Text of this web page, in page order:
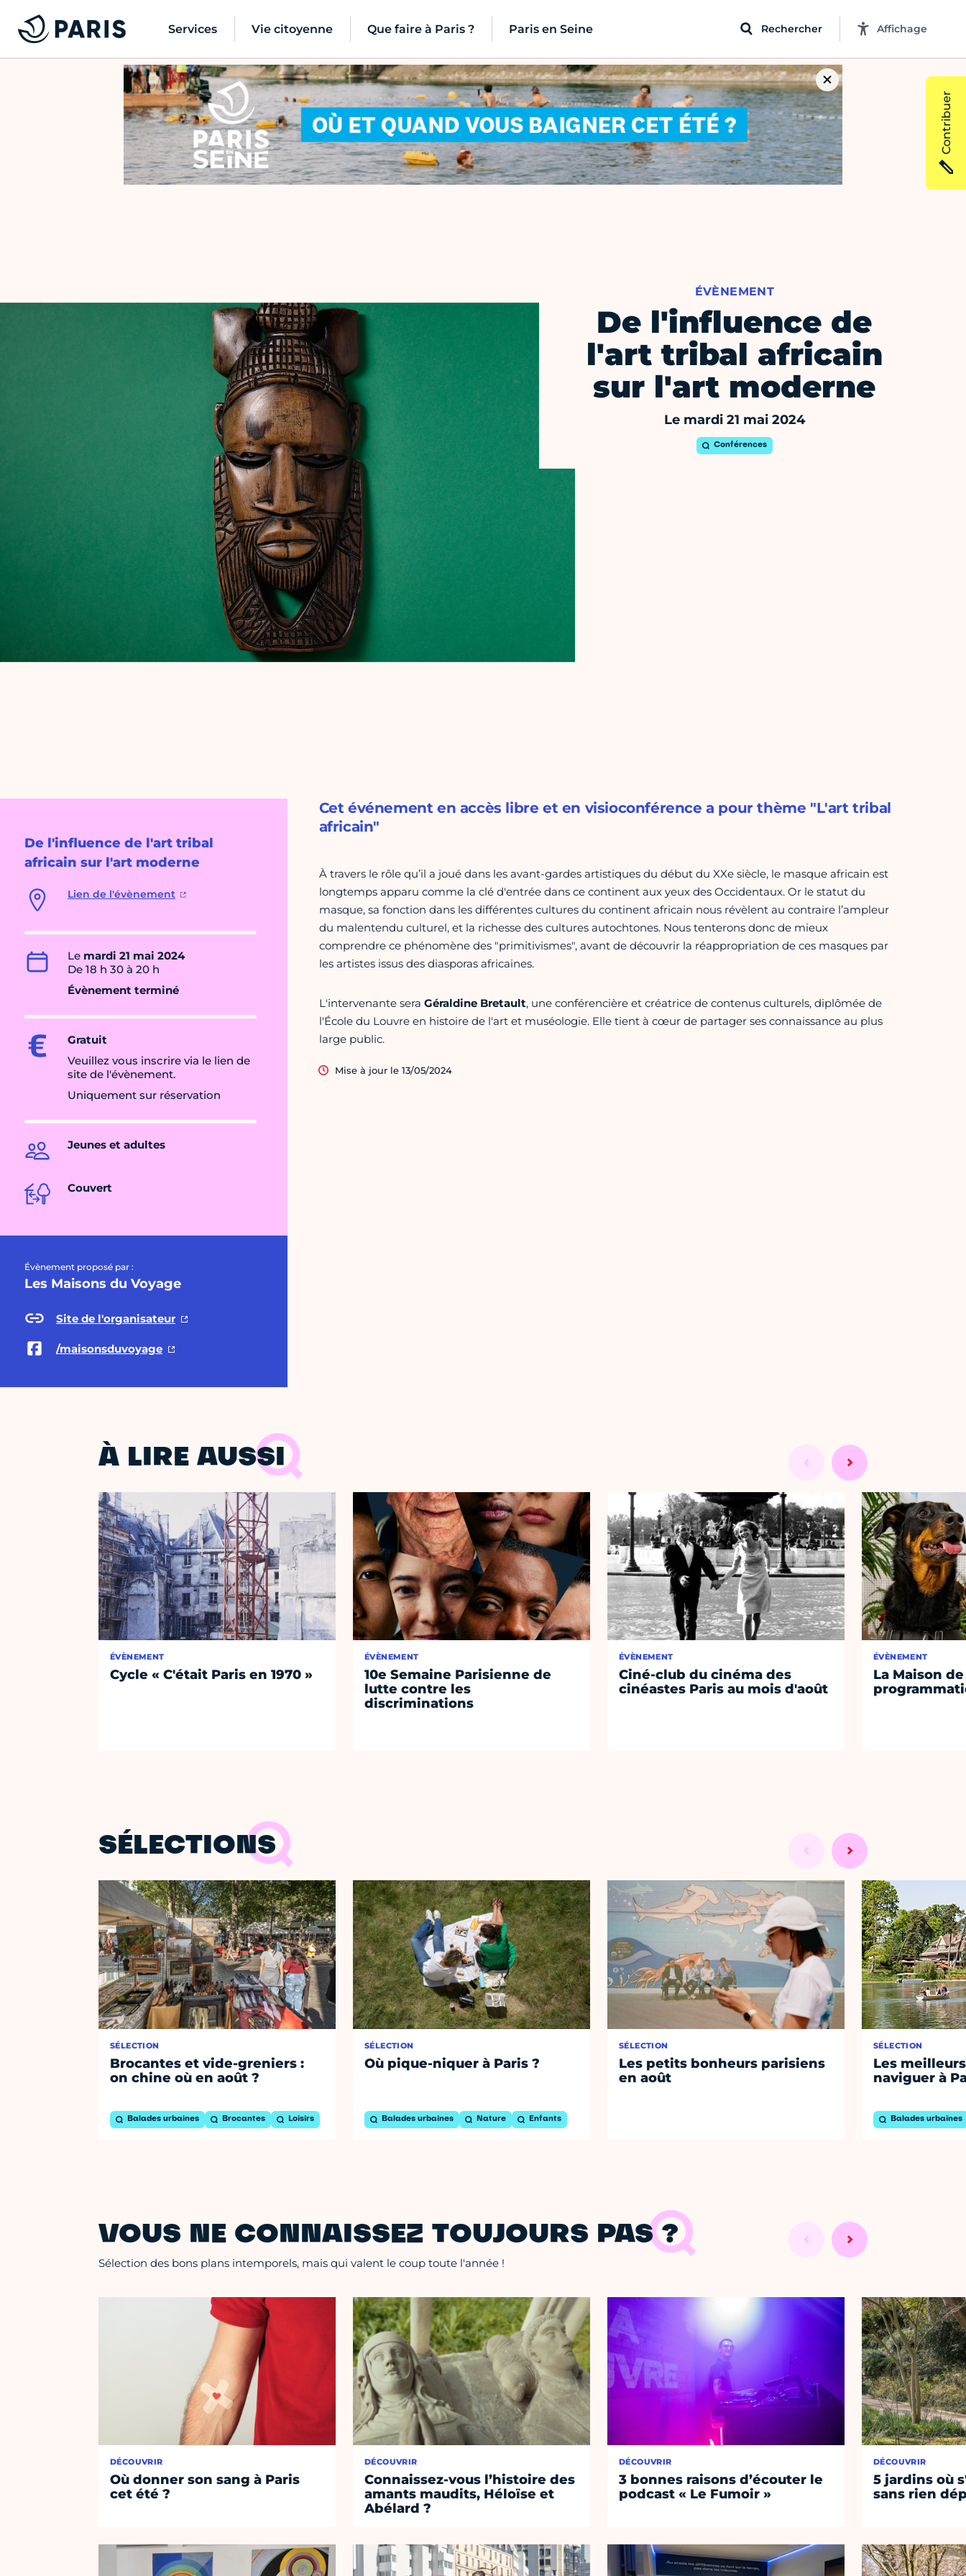
Services Vie citoyenne Que faire à Paris ? Paris en Seine Rechercher Affichage
ÉVÈNEMENT
De l'influence de
l'art tribal africain
sur l'art moderne
Le mardi 21 mai 2024
Conférences
De l'influence de l'art tribal
africain sur l'art moderne
Lien de l'évènement
Le mardi 21 mai 2024
De 18 h 30 à 20 h
Évènement terminé
Gratuit
Veuillez vous inscrire via le lien de
site de l'évènement.
Uniquement sur réservation
Jeunes et adultes
Couvert
Évènement proposé par :
Les Maisons du Voyage
Site de l'organisateur
/maisonsduvoyage
Cet événement en accès libre et en visioconférence a pour thème "L'art tribal
africain"
À travers le rôle qu’il a joué dans les avant-gardes artistiques du début du XXe siècle, le masque africain est
longtemps apparu comme la clé d'entrée dans ce continent aux yeux des Occidentaux. Or le statut du
masque, sa fonction dans les différentes cultures du continent africain nous révèlent au contraire l’ampleur
du malentendu culturel, et la richesse des cultures autochtones. Nous tenterons donc de mieux
comprendre ce phénomène des "primitivismes", avant de découvrir la réappropriation de ces masques par
les artistes issus des diasporas africaines.
L'intervenante sera Géraldine Bretault, une conférencière et créatrice de contenus culturels, diplômée de
l'École du Louvre en histoire de l'art et muséologie. Elle tient à cœur de partager ses connaissance au plus
large public.
Mise à jour le 13/05/2024
À LIRE AUSSI
ÉVÈNEMENT
Cycle « C'était Paris en 1970 »
ÉVÈNEMENT
10e Semaine Parisienne de
lutte contre les
discriminations
ÉVÈNEMENT
Ciné-club du cinéma des
cinéastes Paris au mois d'août
ÉVÈNEMENT
La Maison
SÉLECTIONS
SÉLECTION
Brocantes et vide-greniers :
on chine où en août ?
Balades urbaines Brocantes Loisirs
SÉLECTION
Où pique-niquer à Paris ?
Balades urbaines Nature Enfants
SÉLECTION
Les petits bonheurs parisiens
en août
SÉLECTION
Les
naviguer à
Balades urbaines
VOUS NE CONNAISSEZ TOUJOURS PAS ?
Sélection des bons plans intemporels, mais qui valent le coup toute l'année !
DÉCOUVRIR
Où donner son sang à Paris
cet été ?
DÉCOUVRIR
Connaissez-vous l’histoire des
amants maudits, Héloïse et
Abélard ?
DÉCOUVRIR
3 bonnes raisons d’écouter le
podcast « Le Fumoir »
DÉCOUVRIR
5 jardins où
sans rien
Contribuer